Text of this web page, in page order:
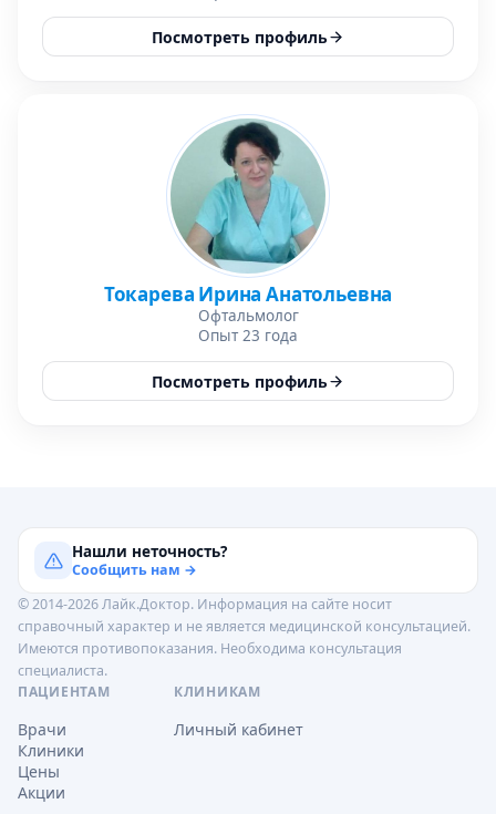
Посмотреть профиль
Токарева Ирина Анатольевна
Офтальмолог
Опыт 23 года
Посмотреть профиль
Нашли неточность?
Сообщить нам →
© 2014-2026 Лайк.Доктор. Информация на сайте носит
справочный характер и не является медицинской консультацией.
Имеются противопоказания. Необходима консультация
специалиста.
ПАЦИЕНТАМ
Врачи
Клиники
Цены
Акции
КЛИНИКАМ
Личный кабинет